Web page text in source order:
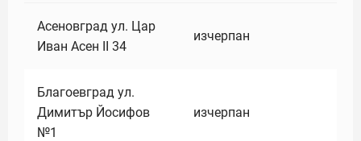
Асеновград ул. Цар
Иван Асен II 34
изчерпан
Благоевград ул.
Димитър Йосифов
№1
изчерпан